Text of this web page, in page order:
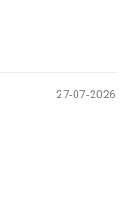
27-07-2026